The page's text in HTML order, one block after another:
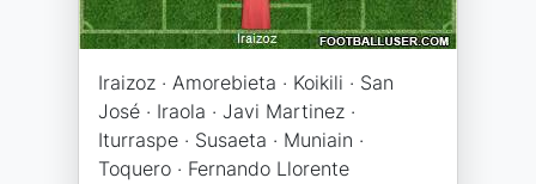
Iraizoz · Amorebieta · Koikili · San
José · Iraola · Javi Martinez ·
Iturraspe · Susaeta · Muniain ·
Toquero · Fernando Llorente